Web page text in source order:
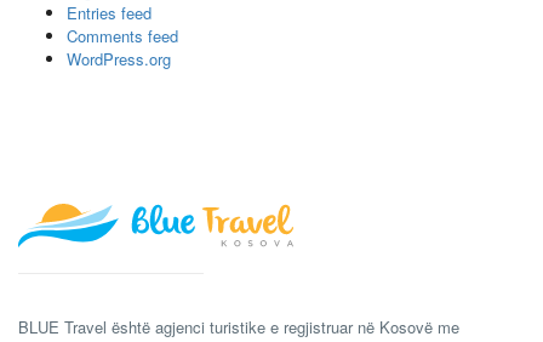
Entries feed
Comments feed
WordPress.org
BLUE Travel është agjenci turistike e regjistruar në Kosovë me